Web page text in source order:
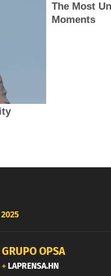
2025
GRUPO OPSA
LAPRENSA.HN